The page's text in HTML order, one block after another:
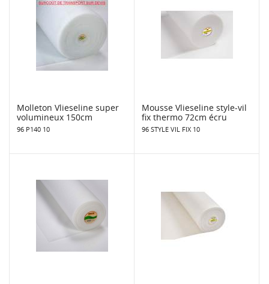
Molleton Vlieseline super
volumineux 150cm
96 P140 10
Mousse Vlieseline style-vil
fix thermo 72cm écru
96 STYLE VIL FIX 10